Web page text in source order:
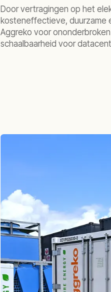
Door vertragingen op het
kosteneffectieve, duurzame
Aggreko voor
schaalbaarheid voor